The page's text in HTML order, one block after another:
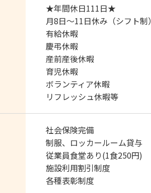
★年間休日111日★
月8日～11日休み（シフト制）
有給休暇
慶弔休暇
産前産後休暇
育児休暇
ボランティア休暇
リフレッシュ休暇等
社会保険完備
制服、ロッカールーム貸与
従業員食堂あり(1食250円)
施設利用割引制度
各種表彰制度